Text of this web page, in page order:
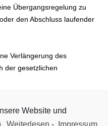
Übergangsregelung zu
den Abschluss laufender
Verlängerung des
der gesetzlichen
eine Vereinbarung
Website und
Weiterlesen - Impressum